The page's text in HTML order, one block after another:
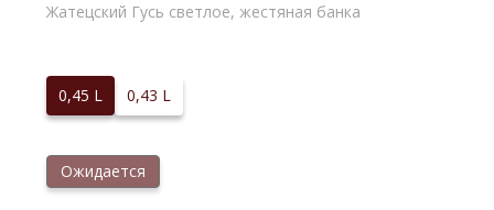
Жатецский Гусь светлое, жестяная банка
0,45 L 0,43 L
Ожидается